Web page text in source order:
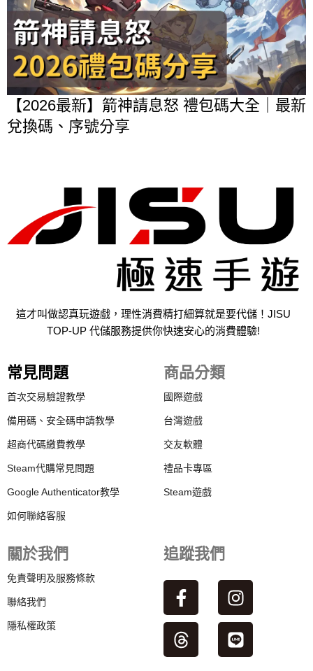
【2026最新】箭神請息怒 禮包碼大全｜最新
兌換碼、序號分享
這才叫做認真玩遊戲，理性消費精打細算就是要代儲！JISU
TOP-UP 代儲服務提供你快速安心的消費體驗!
常見問題
首次交易驗證教學
備用碼、安全碼申請教學
超商代碼繳費教學
Steam代購常見問題
Google Authenticator教學
如何聯絡客服
商品分類
國際遊戲
台灣遊戲
交友軟體
禮品卡專區
Steam遊戲
關於我們
免責聲明及服務條款
聯絡我們
隱私權政策
追蹤我們